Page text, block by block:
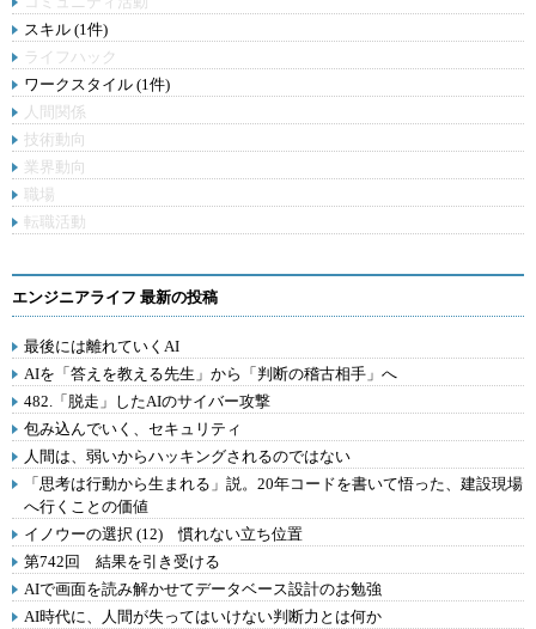
スキル (1件)
ライフハック
ワークスタイル (1件)
人間関係
技術動向
業界動向
職場
転職活動
エンジニアライフ 最新の投稿
最後には離れていくAI
AIを「答えを教える先生」から「判断の稽古相手」へ
482.「脱走」したAIのサイバー攻撃
包み込んでいく、セキュリティ
人間は、弱いからハッキングされるのではない
「思考は行動から生まれる」説。20年コードを書いて悟った、建設現場
へ行くことの価値
イノウーの選択 (12) 慣れない立ち位置
第742回 結果を引き受ける
AIで画面を読み解かせてデータベース設計のお勉強
AI時代に、人間が失ってはいけない判断力とは何か